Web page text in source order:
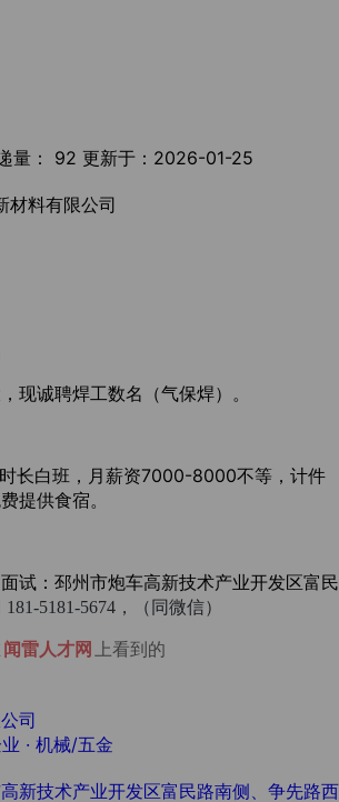
量： 92 更新于：2026-01-25
材料有限公司
现诚聘焊工数名（气保焊）。
长白班，月薪资7000-8000不等，计件
提供食宿。
试：邳州市炮车高新技术产业开发区富民
181-5181-5674，（同微信）
闻雷人才网 上看到的
司
· 机械/五金
新技术产业开发区富民路南侧、争先路西